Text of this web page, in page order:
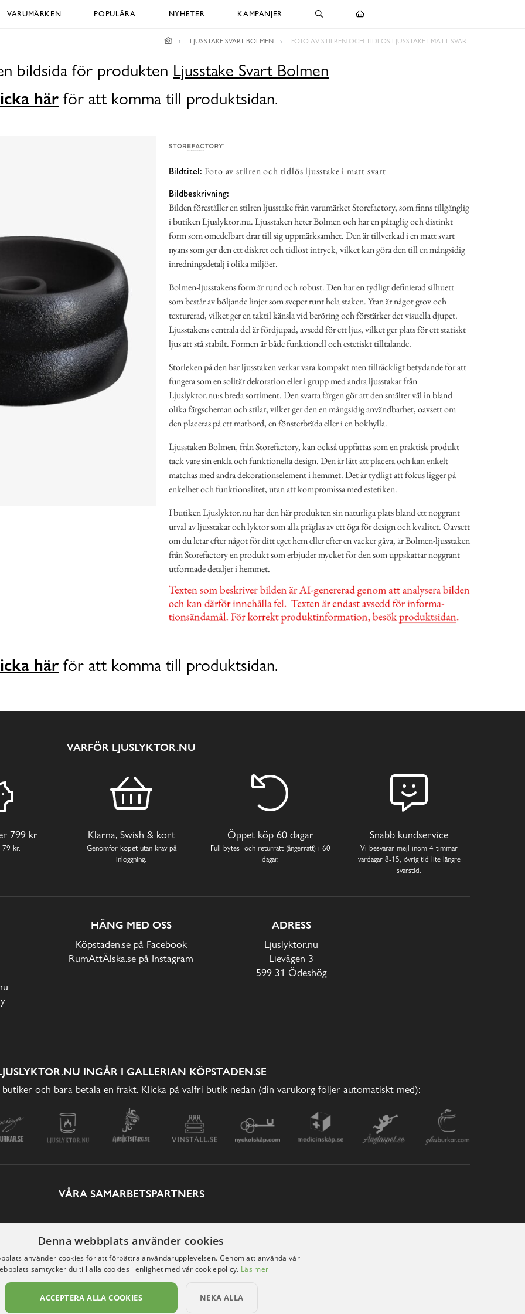
VARUMÄRKEN POPULÄRA NYHETER KAMPANJER
LJUSSTAKE SVART BOLMEN FOTO AV STILREN OCH TIDLÖS LJUSSTAKE I MATT SVART
bildsida för produkten Ljusstake Svart Bolmen
här för att komma till produktsidan.
Bildtitel: Foto av stilren och tidlös ljusstake i matt svart
Bildbeskrivning:
Bilden föreställer en stilren ljusstake från varumärket Storefactory, som finns tillgänglig
i butiken Ljuslyktor.nu. Ljusstaken heter Bolmen och har en påtaglig och distinkt
form som omedelbart drar till sig uppmärksamhet. Den är tillverkad i en matt svart
nyans som ger den ett diskret och tidlöst intryck, vilket kan göra den till en mångsidig
inredningsdetalj i olika miljöer.
Bolmen-ljusstakens form är rund och robust. Den har en tydligt definierad silhuett
som består av böljande linjer som sveper runt hela staken. Ytan är något grov och
texturerad, vilket ger en taktil känsla vid beröring och förstärker det visuella djupet.
Ljusstakens centrala del är fördjupad, avsedd för ett ljus, vilket ger plats för ett statiskt
ljus att stå stabilt. Formen är både funktionell och estetiskt tilltalande.
Storleken på den här ljusstaken verkar vara kompakt men tillräckligt betydande för att
fungera som en solitär dekoration eller i grupp med andra ljusstakar från
Ljuslyktor.nu:s breda sortiment. Den svarta färgen gör att den smälter väl in bland
olika färgscheman och stilar, vilket ger den en mångsidig användbarhet, oavsett om
den placeras på ett matbord, en fönsterbräda eller i en bokhylla.
Ljusstaken Bolmen, från Storefactory, kan också uppfattas som en praktisk produkt
tack vare sin enkla och funktionella design. Den är lätt att placera och kan enkelt
matchas med andra dekorationselement i hemmet. Det är tydligt att fokus ligger på
enkelhet och funktionalitet, utan att kompromissa med estetiken.
I butiken Ljuslyktor.nu har den här produkten sin naturliga plats bland ett noggrant
urval av ljusstakar och lyktor som alla präglas av ett öga för design och kvalitet. Oavsett
om du letar efter något för ditt eget hem eller efter en vacker gåva, är Bolmen-ljusstaken
från Storefactory en produkt som erbjuder mycket för den som uppskattar noggrant
utformade detaljer i hemmet.
här för att komma till produktsidan.
VARFÖR LJUSLYKTOR.NU
799 kr
79 kr.
Klarna, Swish & kort
Genomför köpet utan krav på
inloggning.
Öppet köp 60 dagar
Full bytes- och returrätt (ångerrätt) i 60
dagar.
Snabb kundservice
Vi besvarar mejl inom 4 timmar
vardagar 8-15, övrig tid lite längre
svarstid.
HÄNG MED OSS
Köpstaden.se på Facebook
RumAttÄlska.se på Instagram
ADRESS
Ljuslyktor.nu
Lievägen 3
599 31 Ödeshög
INGÅR I GALLERIAN KÖPSTADEN.SE
och bara betala en frakt. Klicka på valfri butik nedan (din varukorg följer automatiskt med):
VÅRA SAMARBETSPARTNERS
Denna webbplats använder cookies
använder cookies för att förbättra användarupplevelsen. Genom att använda vår
samtycker du till alla cookies i enlighet med vår cookiepolicy. Läs mer
ACCEPTERA ALLA COOKIES NEKA ALLA